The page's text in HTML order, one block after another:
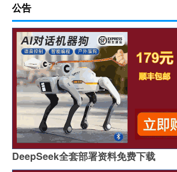
公告
DeepSeek全套部署资料免费下载